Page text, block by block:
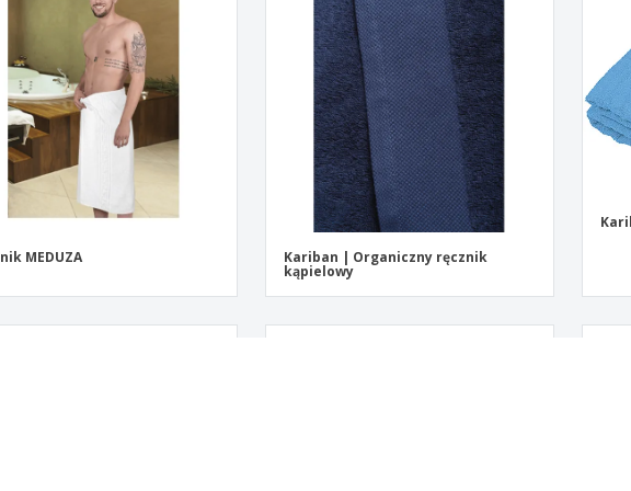
MEDUZA Kariban | Organiczny ręcznik
kąpielowy